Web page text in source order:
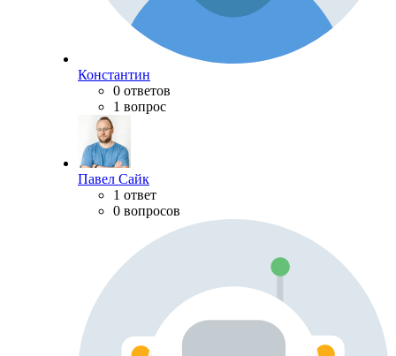
Константин
0 ответов
1 вопрос
Павел Сайк
1 ответ
0 вопросов